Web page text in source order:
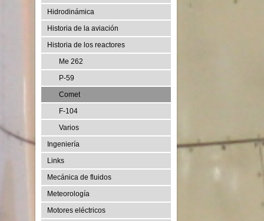
Hidrodinámica
Historia de la aviación
Historia de los reactores
Me 262
P-59
Comet
F-104
Varios
Ingeniería
Links
Mecánica de fluidos
Meteorología
Motores eléctricos